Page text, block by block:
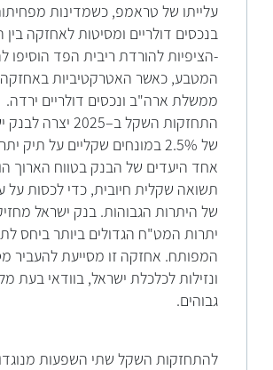
עלייתו של טראמפ, כשמדינות
בנכסים דולריים ומסיטות לאחזקה
-הציפיות להורדת ריבית הפד הוסיפו
המטבע, כאשר האטרקטיביות
ממשלת ארה"ב ונכסים דולריים ירדה.
התחזקות השקל
של 2.5% במונחים שקליים על תיק
אחד היעדים של הבנק בטווח הארוך
תשואה שקלית חיובית, כדי לכסות על
של היתרות הגבוהות. בנק ישראל
יתרות המט"ח הגדולים ביותר ביחס
המפותח. אחזקה זו מסייעת להעביר
ונזילות לכלכלת ישראל, בוודאי בעת
גבוהים.
להתחזקות השקל שתי השפעות